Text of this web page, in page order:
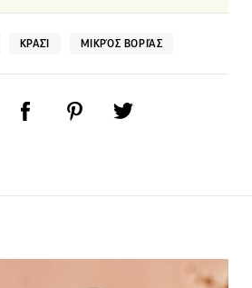
ΚΡΑΣΊ ΜΙΚΡΌΣ ΒΟΡΙΆΣ